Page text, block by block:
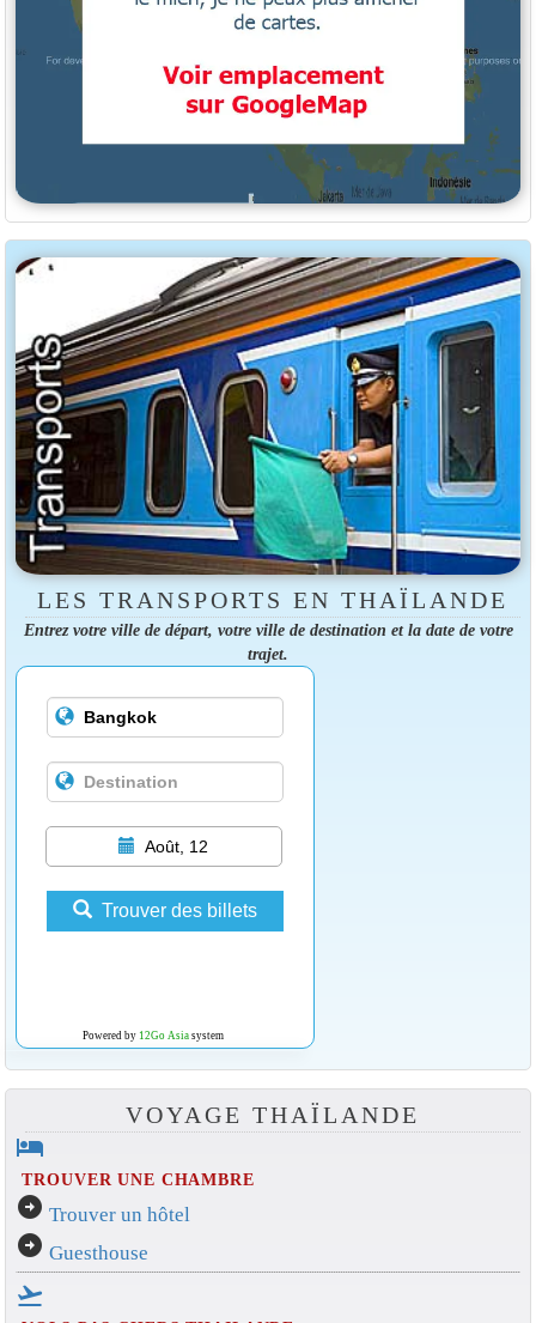
LES TRANSPORTS EN THAÏLANDE
Entrez votre ville de départ, votre ville de destination et la date de votre
trajet.
Août, 12
Trouver des billets
Powered by 12Go Asiasystem
VOYAGE THAÏLANDE
hotel
TROUVER UNE CHAMBRE
arrow_circle_right Trouver un hôtel
arrow_circle_right Guesthouse
flight_takeoff